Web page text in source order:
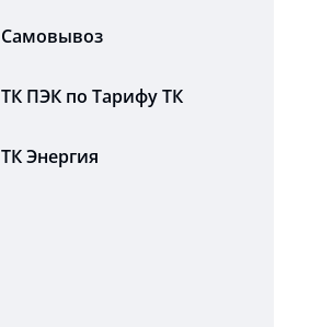
Самовывоз
ТК ПЭК по Тарифу ТК
ТК Энергия